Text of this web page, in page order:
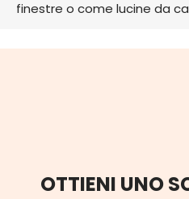
finestre o come lucine da
OTTIENI UNO